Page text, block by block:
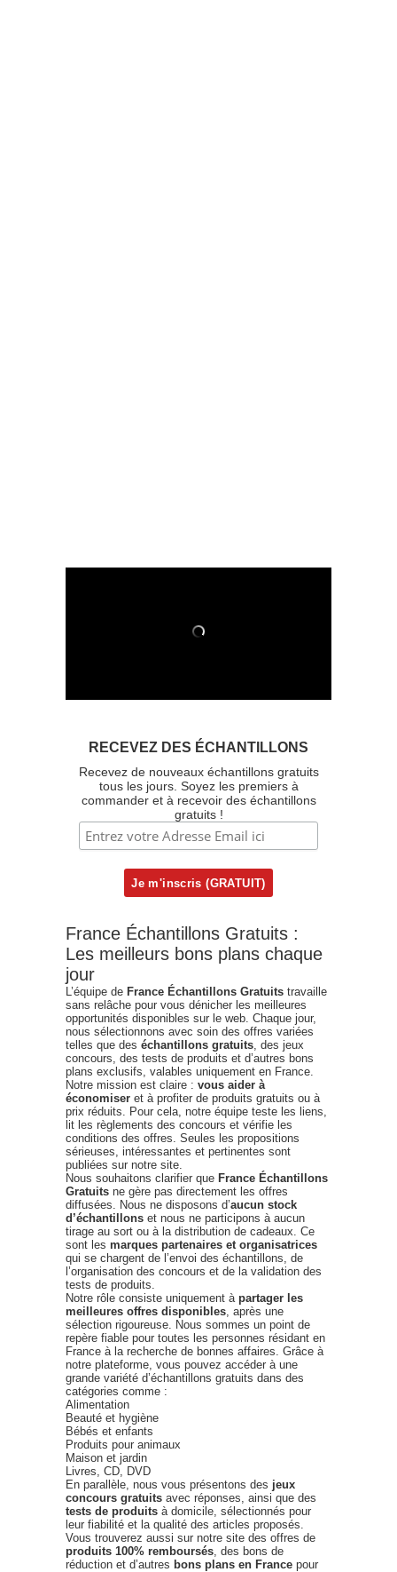
RECEVEZ DES ÉCHANTILLONS
Recevez de nouveaux échantillons gratuits
tous les jours. Soyez les premiers à
commander et à recevoir des échantillons
gratuits !
France Échantillons Gratuits :
Les meilleurs bons plans chaque
jour
L’équipe de France Échantillons Gratuits travaille
sans relâche pour vous dénicher les meilleures
opportunités disponibles sur le web. Chaque jour,
nous sélectionnons avec soin des offres variées
telles que des échantillons gratuits, des jeux
concours, des tests de produits et d’autres bons
plans exclusifs, valables uniquement en France.
Notre mission est claire : vous aider à
économiser et à profiter de produits gratuits ou à
prix réduits. Pour cela, notre équipe teste les liens,
lit les règlements des concours et vérifie les
conditions des offres. Seules les propositions
sérieuses, intéressantes et pertinentes sont
publiées sur notre site.
Nous souhaitons clarifier que France Échantillons
Gratuits ne gère pas directement les offres
diffusées. Nous ne disposons d’aucun stock
d’échantillons et nous ne participons à aucun
tirage au sort ou à la distribution de cadeaux. Ce
sont les marques partenaires et organisatrices
qui se chargent de l’envoi des échantillons, de
l’organisation des concours et de la validation des
tests de produits.
Notre rôle consiste uniquement à partager les
meilleures offres disponibles, après une
sélection rigoureuse. Nous sommes un point de
repère fiable pour toutes les personnes résidant en
France à la recherche de bonnes affaires. Grâce à
notre plateforme, vous pouvez accéder à une
grande variété d’échantillons gratuits dans des
catégories comme :
Alimentation
Beauté et hygiène
Bébés et enfants
Produits pour animaux
Maison et jardin
Livres, CD, DVD
En parallèle, nous vous présentons des jeux
concours gratuits avec réponses, ainsi que des
tests de produits à domicile, sélectionnés pour
leur fiabilité et la qualité des articles proposés.
Vous trouverez aussi sur notre site des offres de
produits 100% remboursés, des bons de
réduction et d’autres bons plans en France pour